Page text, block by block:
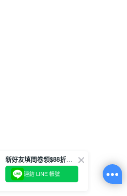
新好友填問卷領$88折扣金
連結 LINE 帳號